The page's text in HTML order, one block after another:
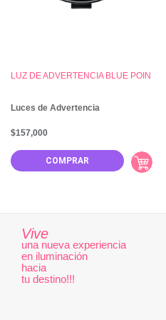
Luces de Advertencia
LUZ DE ADVERTENCIA BLUE POIN
COMPRAR
$157,000
Vive
una nueva experiencia
en iluminación
hacia
tu destino!!!